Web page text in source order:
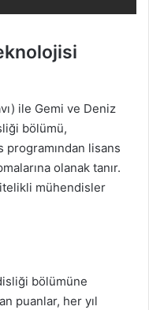
ile Gemi ve Deniz
bölümü,
lisans
olanak tanır.
mühendisler
bölümüne
puanlar, her yıl